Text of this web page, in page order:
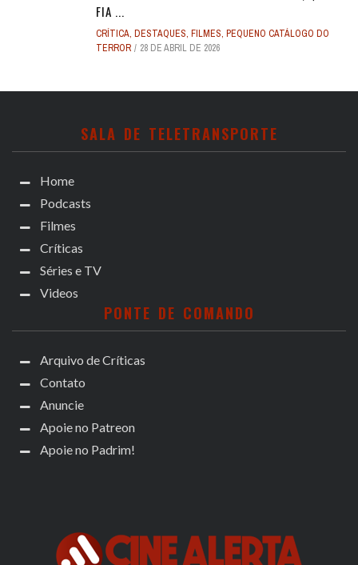
FIA ...
CRÍTICA, DESTAQUES, FILMES, PEQUENO CATÁLOGO DO
TERROR
28 DE ABRIL DE 2026
SALA DE TELETRANSPORTE
Home
Podcasts
Filmes
Críticas
Séries e TV
Videos
PONTE DE COMANDO
Arquivo de Críticas
Contato
Anuncie
Apoie no Patreon
Apoie no Padrim!